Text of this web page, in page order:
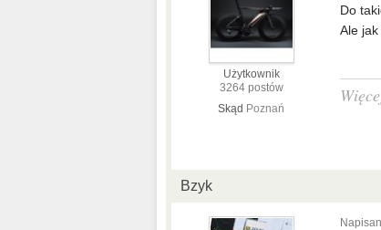
Użytkownik
3264 postów
Skąd Poznań
Do
Ale
Bzyk